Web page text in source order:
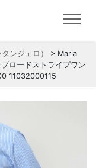
ンジェロ）
> Maria
ロードストライプワン
11032000115